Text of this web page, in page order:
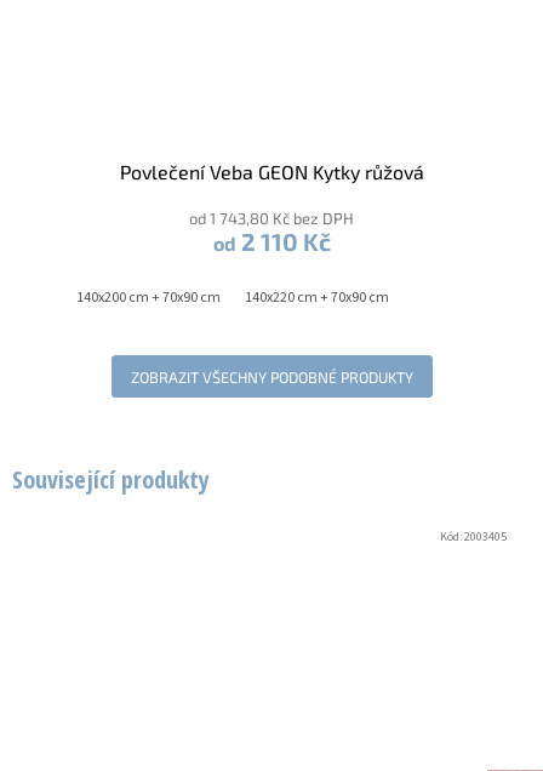
Související produkty
Kód:2003405
Povlečení Veba GEON Kytky růžová
od 1 743,80 Kč bez DPH
od 2 110 Kč
140x200 cm + 70x90 cm 140x220 cm + 70x90 cm
ZOBRAZIT VŠECHNY PODOBNÉ PRODUKTY